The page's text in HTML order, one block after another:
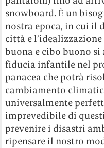
snowboard. È un
nostra epoca, in cui il
città e
buona e cibo buono si
fiducia infantile nel
panacea che potrà
cambiamento
universalmente
imprevedibile di
prevenire i disastri
ripensare il nostro